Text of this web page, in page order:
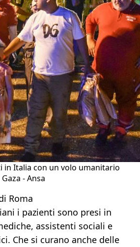
in Italia con un volo umanitario
- Ansa
Roma
i pazienti sono presi in
assistenti sociali e
Che si curano anche delle